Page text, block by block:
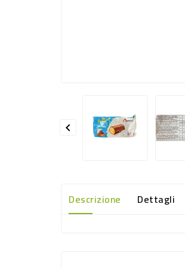

Descrizione Dettagli